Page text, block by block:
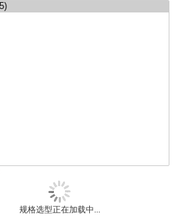
规格选型正在加载中...